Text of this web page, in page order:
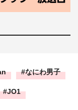
なにわ男子
JO1